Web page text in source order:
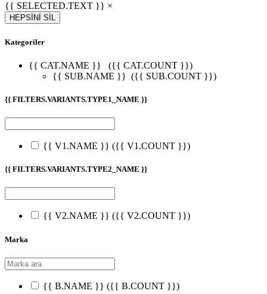
{{ SELECTED.TEXT }} ×
HEPSİNİ SİL
Kategoriler
{{ CAT.NAME }}
({{ CAT.COUNT }})
{{ SUB.NAME }} ({{ SUB.COUNT }})
{{ FILTERS.VARIANTS.TYPE1_NAME }}
{{ V1.NAME }} ({{ V1.COUNT }})
{{ FILTERS.VARIANTS.TYPE2_NAME }}
{{ V2.NAME }} ({{ V2.COUNT }})
Marka
{{ B.NAME }} ({{ B.COUNT }})